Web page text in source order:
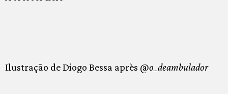
Ilustração de Diogo Bessa après @o_deambulador